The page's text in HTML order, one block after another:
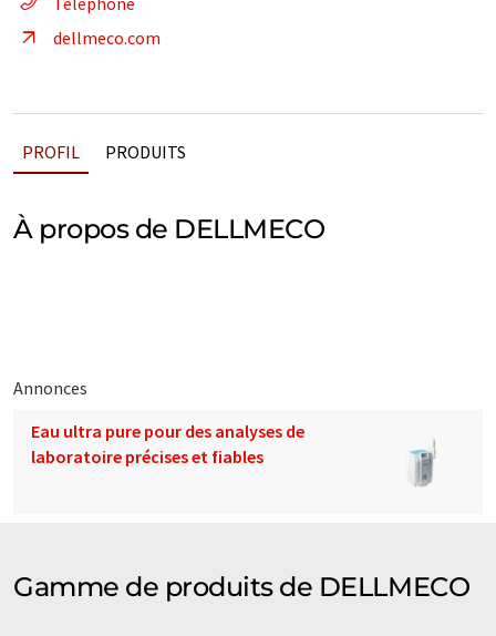
dellmeco.com
PROFIL PRODUITS
À propos de DELLMECO
Annonces
Eau ultra pure pour des analyses de
laboratoire précises et fiables
Gamme de produits de DELLMECO